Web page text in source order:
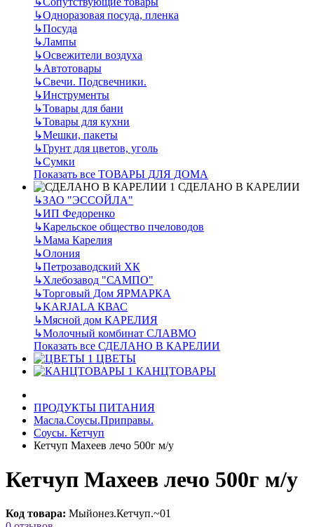
↳Одноразовая посуда, пленка
↳Посуда
↳Лампы
↳Освежители воздуха
↳Автотовары
↳Свечи. Подсвечники.
↳Инструменты
↳Товары для бани
↳Товары для кухни
↳Мешки, пакеты
↳Грунт для цветов, уголь
↳Сумки
Показать все ТОВАРЫ ДЛЯ ДОМА
СДЕЛАНО В КАРЕЛИИ
↳ЗАО "ЭССОЙЛА"
↳ИП Федоренко
↳Карельское общество пчеловодов
↳Мама Карелия
↳Олония
↳Петрозаводский ХК
↳Хлебозавод "САМПО"
↳Торговый Дом ЯРМАРКА
↳KARJALA КВАС
↳Мясной дом КАРЕЛИЯ
↳Молочный комбинат СЛАВМО
Показать все СДЕЛАНО В КАРЕЛИИ
ЦВЕТЫ
КАНЦТОВАРЫ
ПРОДУКТЫ ПИТАНИЯ
Масла.Соусы.Приправы.
Соусы. Кетчуп
Кетчуп Махеев лечо 500г м/у
Кетчуп Махеев лечо 500г м/у
Код товара: Мыйонез.Кетчуп.~01